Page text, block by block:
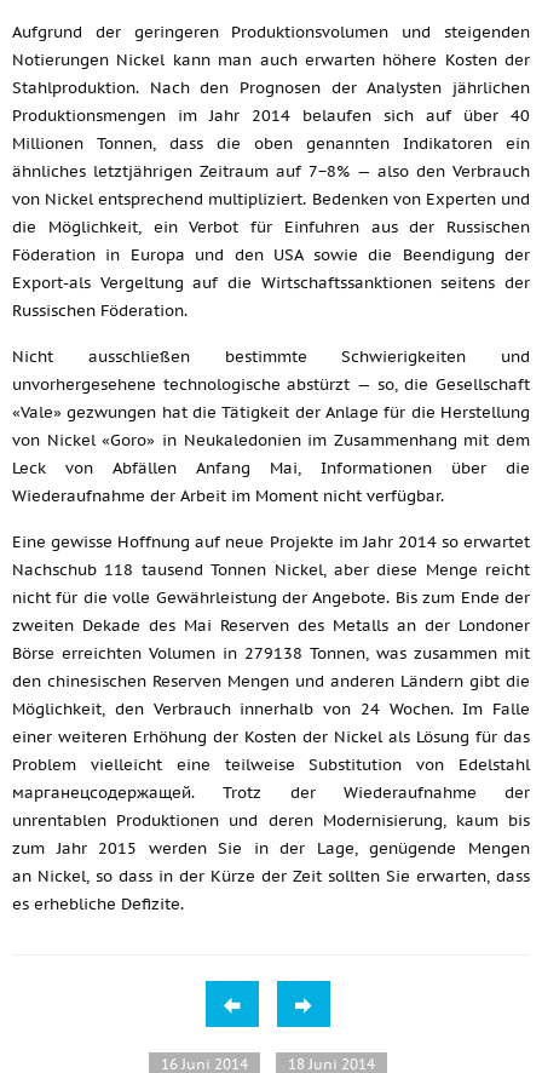
Aufgrund der geringeren Produktionsvolumen und steigenden
Notierungen Nickel kann man auch erwarten höhere Kosten der
Stahlproduktion. Nach den Prognosen der Analysten jährlichen
Produktionsmengen im Jahr 2014 belaufen sich auf über 40
Millionen Tonnen, dass die oben genannten Indikatoren ein
ähnliches letztjährigen Zeitraum auf 7−8% — also den Verbrauch
von Nickel entsprechend multipliziert. Bedenken von Experten und
die Möglichkeit, ein Verbot für Einfuhren aus der Russischen
Föderation in Europa und den USA sowie die Beendigung der
Export-als Vergeltung auf die Wirtschaftssanktionen seitens der
Russischen Föderation.
Nicht ausschließen bestimmte Schwierigkeiten und
unvorhergesehene technologische abstürzt — so, die Gesellschaft
«Vale» gezwungen hat die Tätigkeit der Anlage für die Herstellung
von Nickel «Goro» in Neukaledonien im Zusammenhang mit dem
Leck von Abfällen Anfang Mai, Informationen über die
Wiederaufnahme der Arbeit im Moment nicht verfügbar.
Eine gewisse Hoffnung auf neue Projekte im Jahr 2014 so erwartet
Nachschub 118 tausend Tonnen Nickel, aber diese Menge reicht
nicht für die volle Gewährleistung der Angebote. Bis zum Ende der
zweiten Dekade des Mai Reserven des Metalls an der Londoner
Börse erreichten Volumen in 279138 Tonnen, was zusammen mit
den chinesischen Reserven Mengen und anderen Ländern gibt die
Möglichkeit, den Verbrauch innerhalb von 24 Wochen. Im Falle
einer weiteren Erhöhung der Kosten der Nickel als Lösung für das
Problem vielleicht eine teilweise Substitution von Edelstahl
марганецсодержащей. Trotz der Wiederaufnahme der
unrentablen Produktionen und deren Modernisierung, kaum bis
zum Jahr 2015 werden Sie in der Lage, genügende Mengen
an Nickel, so dass in der Kürze der Zeit sollten Sie erwarten, dass
es erhebliche Defizite.
16 Juni 2014 18 Juni 2014